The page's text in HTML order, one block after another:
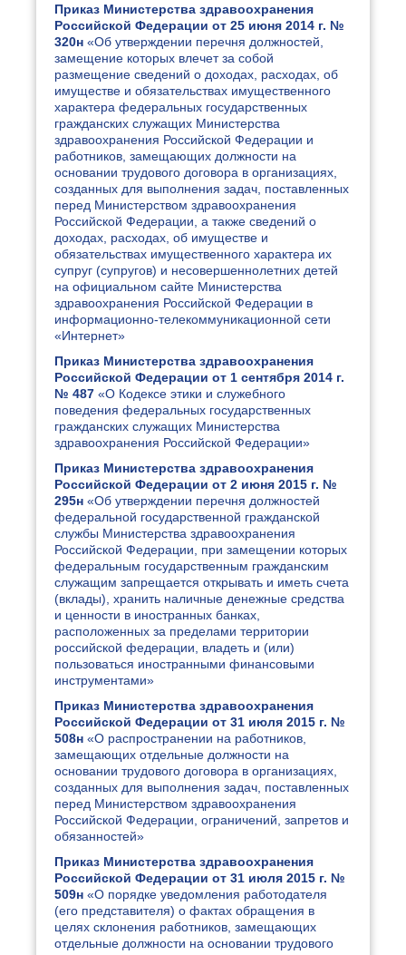
Приказ Министерства здравоохранения
Российской Федерации от 25 июня 2014 г. №
320н «Об утверждении перечня должностей,
замещение которых влечет за собой
размещение сведений о доходах, расходах, об
имуществе и обязательствах имущественного
характера федеральных государственных
гражданских служащих Министерства
здравоохранения Российской Федерации и
работников, замещающих должности на
основании трудового договора в организациях,
созданных для выполнения задач, поставленных
перед Министерством здравоохранения
Российской Федерации, а также сведений о
доходах, расходах, об имуществе и
обязательствах имущественного характера их
супруг (супругов) и несовершеннолетних детей
на официальном сайте Министерства
здравоохранения Российской Федерации в
информационно-телекоммуникационной сети
«Интернет»
Приказ Министерства здравоохранения
Российской Федерации от 1 сентября 2014 г.
№ 487 «О Кодексе этики и служебного
поведения федеральных государственных
гражданских служащих Министерства
здравоохранения Российской Федерации»
Приказ Министерства здравоохранения
Российской Федерации от 2 июня 2015 г. №
295н «Об утверждении перечня должностей
федеральной государственной гражданской
службы Министерства здравоохранения
Российской Федерации, при замещении которых
федеральным государственным гражданским
служащим запрещается открывать и иметь счета
(вклады), хранить наличные денежные средства
и ценности в иностранных банках,
расположенных за пределами территории
российской федерации, владеть и (или)
пользоваться иностранными финансовыми
инструментами»
Приказ Министерства здравоохранения
Российской Федерации от 31 июля 2015 г. №
508н «О распространении на работников,
замещающих отдельные должности на
основании трудового договора в организациях,
созданных для выполнения задач, поставленных
перед Министерством здравоохранения
Российской Федерации, ограничений, запретов и
обязанностей»
Приказ Министерства здравоохранения
Российской Федерации от 31 июля 2015 г. №
509н «О порядке уведомления работодателя
(его представителя) о фактах обращения в
целях склонения работников, замещающих
отдельные должности на основании трудового